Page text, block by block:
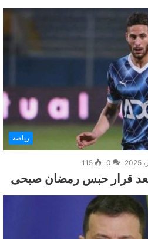
رياضة
0
115
قرار حبس رمضان صبحى